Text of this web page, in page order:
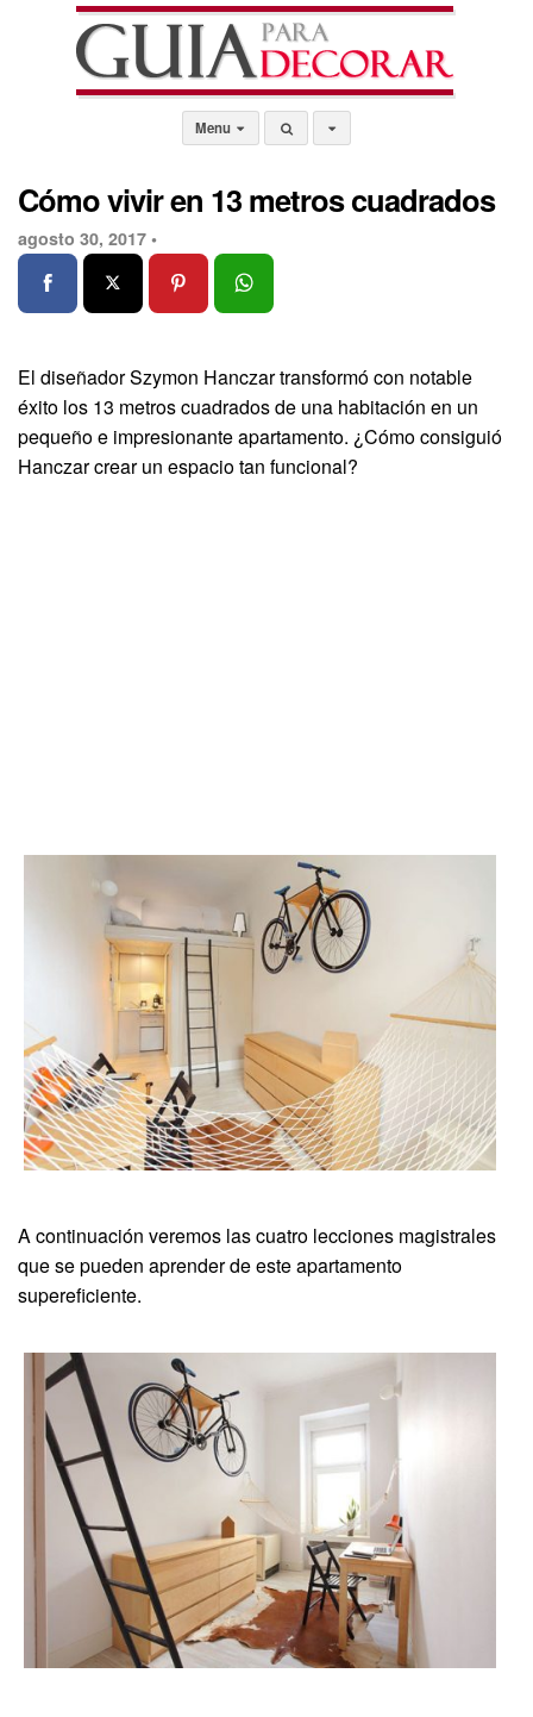
Menu
Cómo vivir en 13 metros cuadrados
agosto 30, 2017 •
El diseñador Szymon Hanczar transformó con notable
éxito los 13 metros cuadrados de una habitación en un
pequeño e impresionante apartamento. ¿Cómo consiguió
Hanczar crear un espacio tan funcional?
A continuación veremos las cuatro lecciones magistrales
que se pueden aprender de este apartamento
supereficiente.